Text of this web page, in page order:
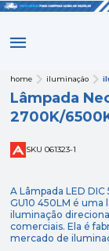
home iluminação
Lâmpada
2700K/
SKU 061323-1
A Lâmpada LED
GU10 450LM é
iluminação
comerciais. Ela é
mercado de